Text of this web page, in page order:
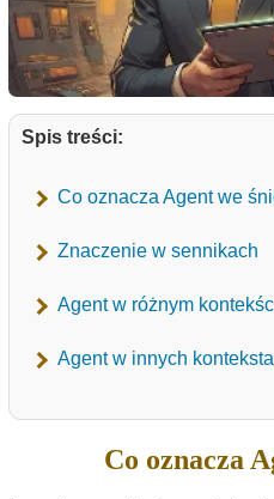
Spis treści:
Co oznacza Agent we
Znaczenie w sennikach
Agent w różnym
Agent w innych
Co oznacza